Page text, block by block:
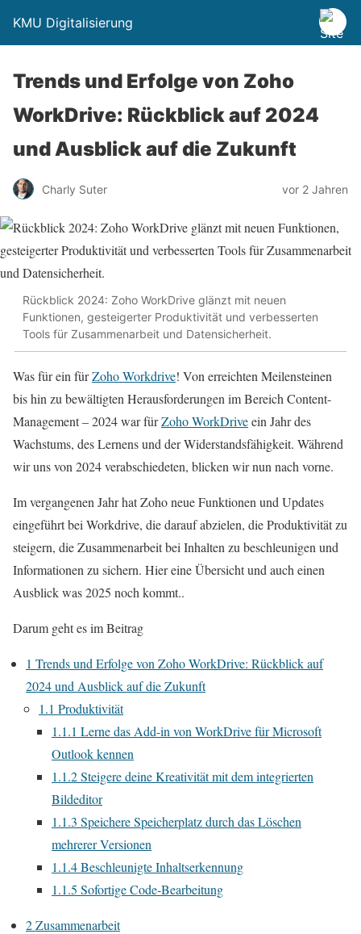
KMU Digitalisierung
Trends und Erfolge von Zoho
WorkDrive: Rückblick auf 2024
und Ausblick auf die Zukunft
Charly Suter vor 2 Jahren
Rückblick 2024: Zoho WorkDrive glänzt mit neuen
Funktionen, gesteigerter Produktivität und verbesserten
Tools für Zusammenarbeit und Datensicherheit.
Was für ein fürZoho Workdrive! Von erreichten Meilensteinen
bis hin zu bewältigten Herausforderungen im Bereich Content-
Management – 2024 war fürZoho WorkDriveein Jahr des
Wachstums, des Lernens und der Widerstandsfähigkeit. Während
wir uns von 2024 verabschiedeten, blicken wir nun nach vorne.
Im vergangenen Jahr hat Zoho neue Funktionen und Updates
eingeführt bei Workdrive, die darauf abzielen, die Produktivität zu
steigern, die Zusammenarbeit bei Inhalten zu beschleunigen und
Informationen zu sichern. Hier eine Übersicht und auch einen
Ausblick was 2025 noch kommt..
Darum geht es im Beitrag
1 Trends und Erfolge von Zoho WorkDrive: Rückblick auf
2024 und Ausblick auf die Zukunft
1.1 Produktivität
1.1.1 Lerne das Add-in von WorkDrive für Microsoft
Outlook kennen
1.1.2Steigere deine Kreativität mit dem integrierten
Bildeditor
1.1.3 Speichere Speicherplatz durch das Löschen
mehrerer Versionen
1.1.4Beschleunigte Inhaltserkennung
1.1.5 Sofortige Code-Bearbeitung
2Zusammenarbeit